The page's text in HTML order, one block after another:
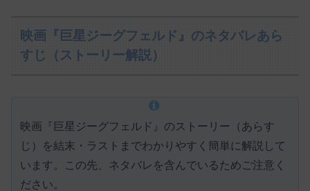
映画『巨星ジーグフェルド』のネタバレあら
すじ（ストーリー解説）
映画『巨星ジーグフェルド』のストーリー（あらす
じ）を結末・ラストまでわかりやすく簡単に解説して
います。この先、ネタバレを含んでいるためご注意く
ださい。